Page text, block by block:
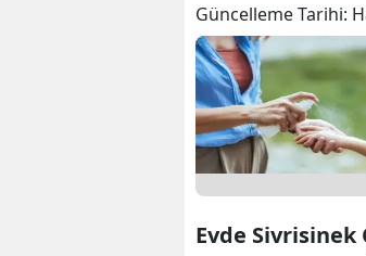
Güncelleme Tarihi:
Evde